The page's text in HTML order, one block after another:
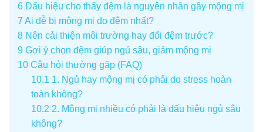
6 Dấu hiệu cho thấy đệm là nguyên nhân gây mộng mị
7 Ai dễ bị mộng mị do đệm nhất?
8 Nên cải thiện môi trường hay đổi đệm trước?
9 Gợi ý chọn đệm giúp ngủ sâu, giảm mộng mị
10 Câu hỏi thường gặp (FAQ)
10.1 1. Ngủ hay mộng mị có phải do stress hoàn
toàn không?
10.2 2. Mộng mị nhiều có phải là dấu hiệu ngủ sâu
không?